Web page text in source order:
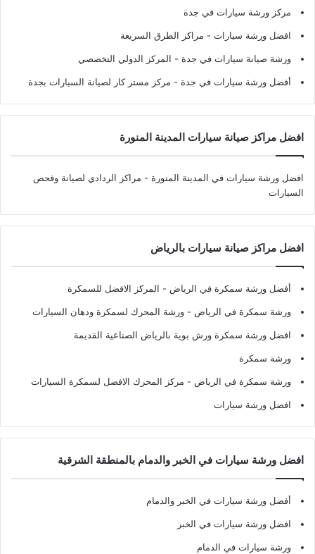
مركز ورشة سيارات في جدة
افضل ورشة سيارات - مراكز الطرق السريعة
ورشة صيانة سيارات في جدة - المركز الدولي التخصصي
أفضل ورشة سيارات في جدة - مركز مستر كار لصيانة السيارات بجدة
افضل مراكز صيانة سيارات المدينة المنورة
افضل ورشة سيارات في المدينة المنورة - مراكز الردادي لصيانة وفحص
السيارات
افضل مراكز صيانة سيارات بالرياض
أفضل ورشة سمكرة في الرياض - المركز الافضل للسمكرة
ورشة سمكرة في الرياض - ورشة المحرك لسمكرة ودهان السيارات
افضل ورشة سمكرة ورش بوية بالرياض الصناعية القديمة
ورشة سمكرة
ورشة سمكرة في الرياض - مركز المحرك الافضل لسمكرة السيارات
افضل ورشة سيارات
افضل ورشة سيارات في الخبر والدمام بالمنطقة الشرقية
أفضل ورشة سيارات في الخبر والدمام
افضل ورشة سيارات في الخبر
ورشة سيارات في الدمام